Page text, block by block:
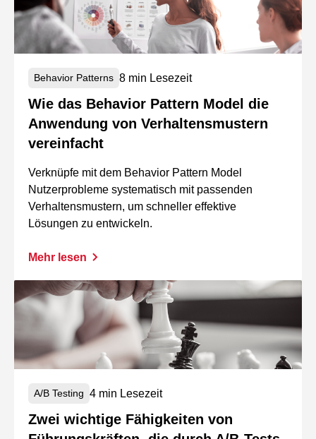
Behavior Patterns 8 min Lesezeit
Wie das Behavior Pattern Model die
Anwendung von Verhaltensmustern
vereinfacht
Verknüpfe mit dem Behavior Pattern Model
Nutzerprobleme systematisch mit passenden
Verhaltensmustern, um schneller effektive
Lösungen zu entwickeln.
Mehr lesen
A/B Testing 4 min Lesezeit
Zwei wichtige Fähigkeiten von